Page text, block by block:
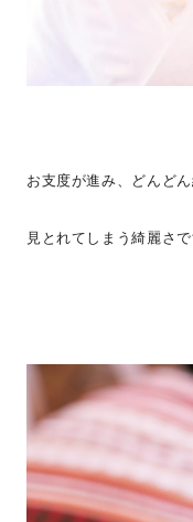
お支度が進み、どんど
見とれてしまう綺麗さで